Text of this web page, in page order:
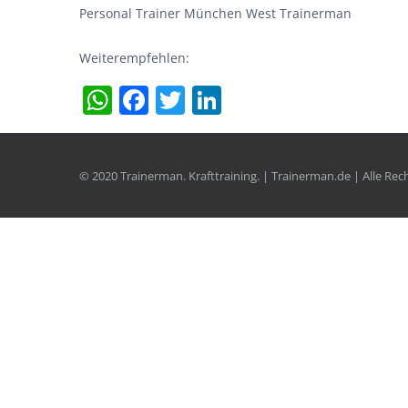
Personal Trainer München West Trainerman
Weiterempfehlen:
WhatsApp
Facebook
Twitter
© 2020 Trainerman. Krafttraining. | Trainerman.de | Alle